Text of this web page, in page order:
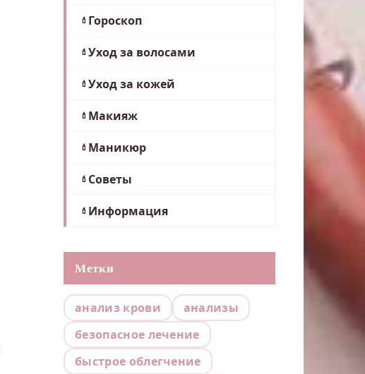
Гороскоп
Уход за волосами
Уход за кожей
Макияж
Маникюр
Советы
Информация
Метки
анализ крови
анализы
безопасное лечение
быстрое облегчение